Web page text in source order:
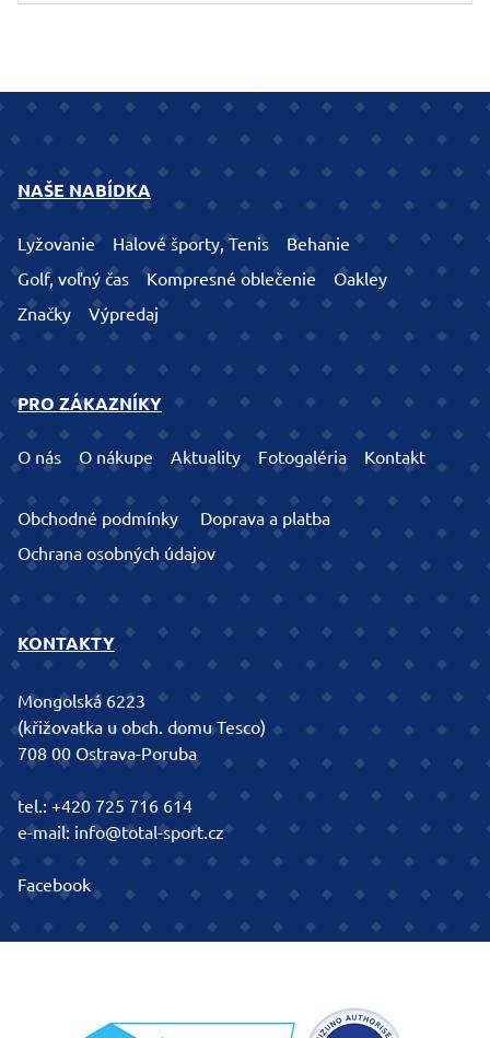
NAŠE NABÍDKA
Lyžovanie Halové športy, Tenis
Behanie
Golf, voľný čas
Kompresné oblečenie
Oakley
Značky
Výpredaj
PRO ZÁKAZNÍKY
O nás O nákupe Aktuality Fotogaléria Kontakt
Obchodné podmínky
Doprava a platba
Ochrana osobných údajov
KONTAKTY
Mongolská 6223
(křižovatka u obch. domu Tesco)
708 00 Ostrava-Poruba
tel.:+420 725 716 614
e-mail: info@total-sport.cz
Facebook